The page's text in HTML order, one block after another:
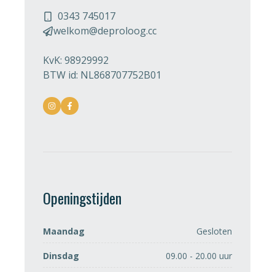
0343 745017
welkom@deproloog.cc
KvK: 98929992
BTW id: NL868707752B01
Openingstijden
Maandag Gesloten
Dinsdag 09.00 - 20.00 uur